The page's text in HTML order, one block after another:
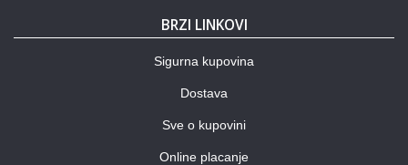
BRZI LINKOVI
Sigurna kupovina
Dostava
Sve o kupovini
Online placanje